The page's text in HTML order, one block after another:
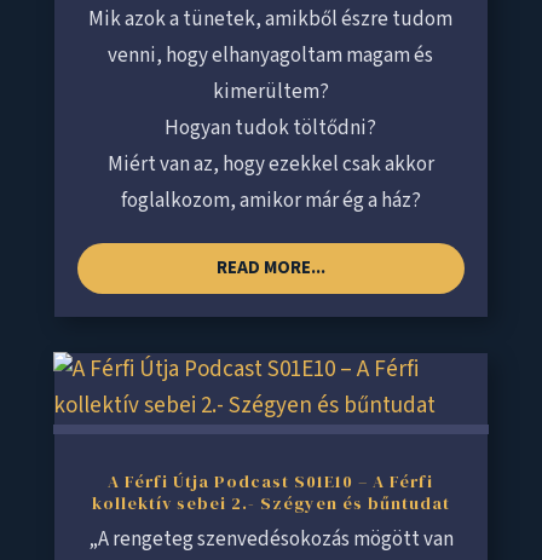
Mik azok a tünetek, amikből észre tudom
venni, hogy elhanyagoltam magam és
kimerültem?
Hogyan tudok töltődni?
Miért van az, hogy ezekkel csak akkor
foglalkozom, amikor már ég a ház?
READ MORE...
A Férfi Útja Podcast S01E10 – A Férfi
kollektív sebei 2.- Szégyen és bűntudat
„A rengeteg szenvedésokozás mögött van